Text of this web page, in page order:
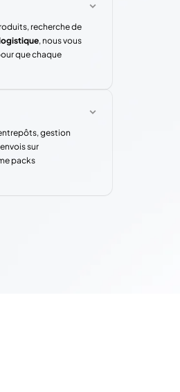
recherche de
, nous vous
que chaque
gestion
sur
packs